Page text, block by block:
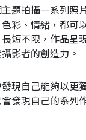
題拍攝一系列照
彩、情緒，都可
短不限，作品呈
影者的創造力。
現自己能夠以更
發現自己的系列